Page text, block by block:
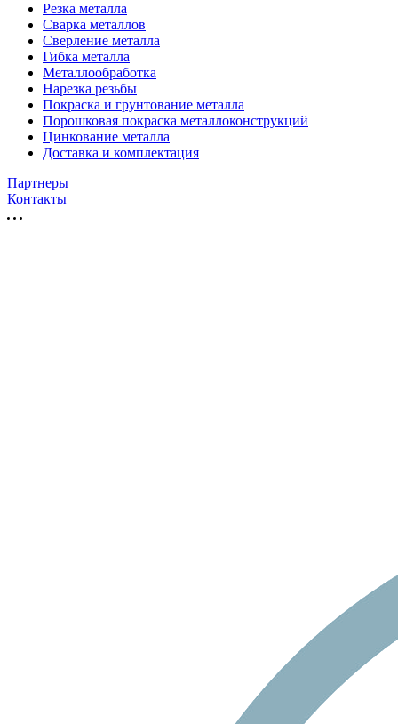
Резка металла
Сварка металлов
Сверление металла
Гибка металла
Металлообработка
Нарезка резьбы
Покраска и грунтование металла
Порошковая покраска металлоконструкций
Цинкование металла
Доставка и комплектация
Партнеры
Контакты